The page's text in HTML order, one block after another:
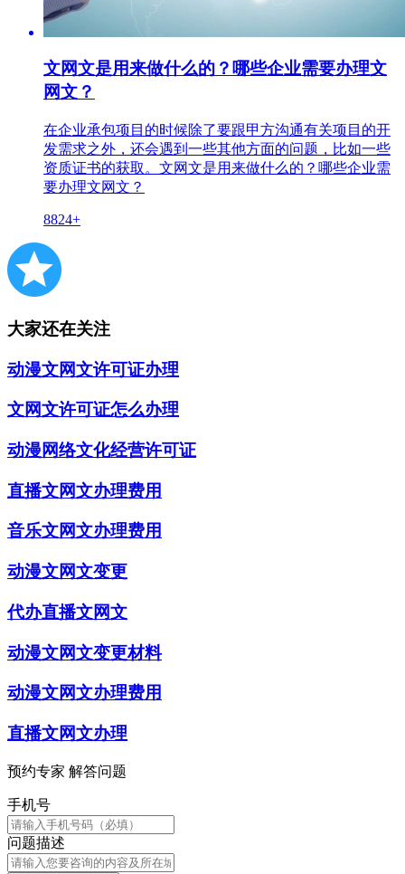
文网文是用来做什么的？哪些企业需要办理文
网文？
在企业承包项目的时候除了要跟甲方沟通有关项目的开
发需求之外，还会遇到一些其他方面的问题，比如一些
资质证书的获取。文网文是用来做什么的？哪些企业需
要办理文网文？
8824+
大家还在关注
动漫文网文许可证办理
文网文许可证怎么办理
动漫网络文化经营许可证
直播文网文办理费用
音乐文网文办理费用
动漫文网文变更
代办直播文网文
动漫文网文变更材料
动漫文网文办理费用
直播文网文办理
预约专家 解答问题
手机号
问题描述